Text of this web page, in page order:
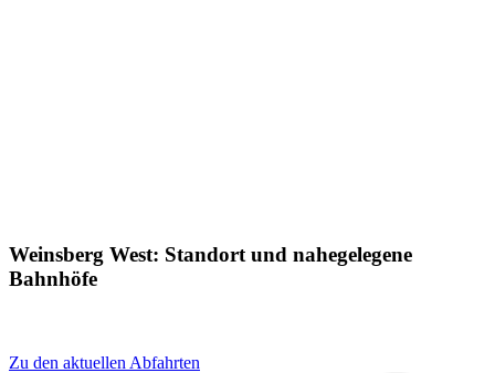
Weinsberg West: Standort und nahegelegene
Bahnhöfe
Zu den aktuellen Abfahrten